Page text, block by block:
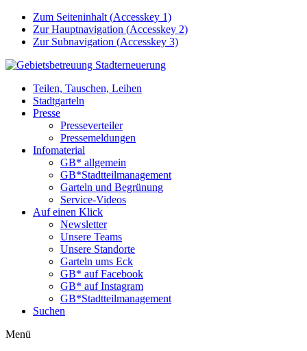
Zum Seiteninhalt (Accesskey 1)
Zur Hauptnavigation (Accesskey 2)
Zur Subnavigation (Accesskey 3)
Teilen, Tauschen, Leihen
Stadtgarteln
Presse
Presseverteiler
Pressemeldungen
Infomaterial
GB* allgemein
GB*Stadtteilmanagement
Garteln und Begrünung
Service-Videos
Auf einen Klick
Newsletter
Unsere Teams
Unsere Standorte
Garteln ums Eck
GB* auf Facebook
GB* auf Instagram
GB*Stadtteilmanagement
Suchen
Menü